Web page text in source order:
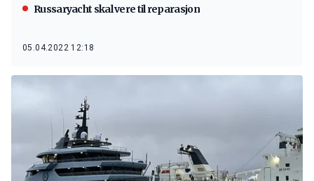
Russaryacht skal vere til reparasjon
05.04.2022 12:18